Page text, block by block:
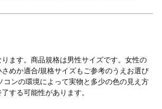
ます。商品規格は男性サイズです。女性の
めか適合/規格サイズもご参考のうえお選び
コンの環境によって実物と多少の色の見え方
する可能性があります。